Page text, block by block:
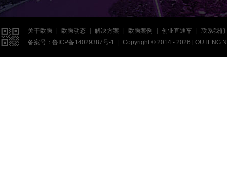
 关于欧腾 欧腾动态 解决方案 欧腾案例 创业直通车
联系我们
备案号： 鲁ICP备14029387号-1 Copyright © 2014 - 2026 [